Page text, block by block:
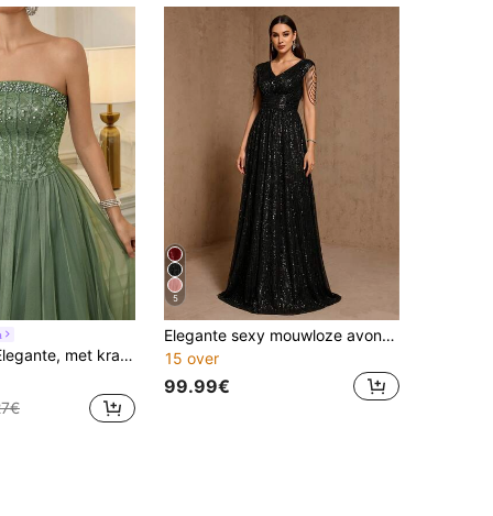
galajurk met een aansluitend silhouet, geschikt voor banketten en gala's.
5
Elegante sexy mouwloze avondjurk voor dames met pailletten en kwastjes, geschikt voor bruiloften en feestjes, zwart, herfst
15 over
99.99€